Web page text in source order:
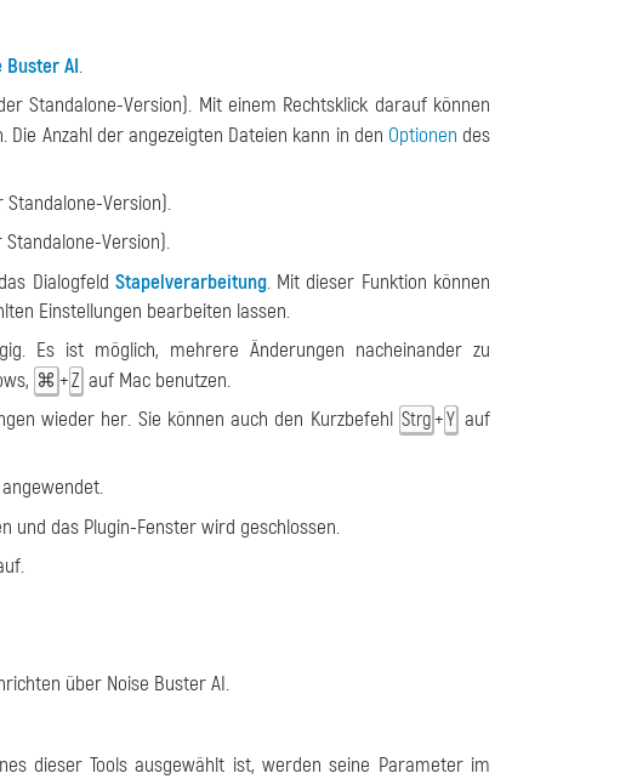
Buster AI.
Standalone-Version). Mit einem Rechtsklick darauf können
Anzahl der angezeigten Dateien kann in den Optionen des
Version).
Version).
Dialogfeld Stapelverarbeitung. Mit dieser Funktion können
Einstellungen bearbeiten lassen.
Es ist möglich, mehrere Änderungen nacheinander zu
⌘ +Z auf Mac benutzen.
wieder her. Sie können auch den Kurzbefehl Strg+Y auf
und das Plugin-Fenster wird geschlossen.
über Noise Buster AI.
dieser Tools ausgewählt ist, werden seine Parameter im